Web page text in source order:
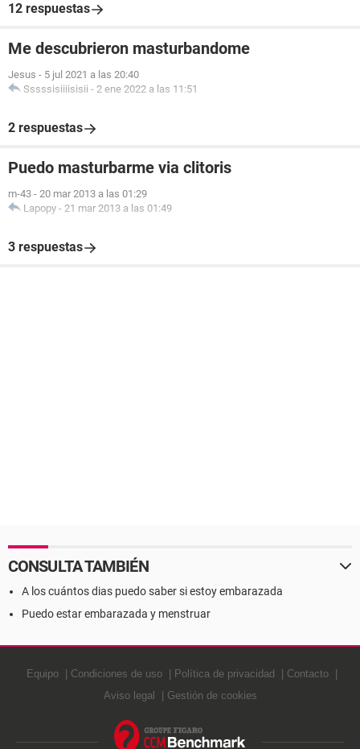
12 respuestas
Me descubrieron masturbandome
Jesus - 5 jul 2021 a las 20:40
Sssssisiiiisisii - 2 ene 2022 a las 11:51
2 respuestas
Puedo masturbarme via clitoris
m-43 - 20 mar 2013 a las 01:29
Lapopy - 21 mar 2013 a las 01:49
3 respuestas
CONSULTA TAMBIÉN
A los cuántos dias puedo saber si estoy embarazada
Puedo estar embarazada y menstruar
Equipo Condiciones de uso Política de privacidad
Contacto
Aviso legal
Gestión de cookies